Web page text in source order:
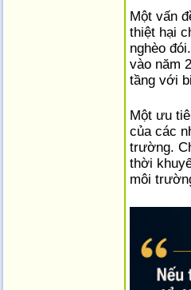
Một vấn
thiệt hại
nghèo
vào năm
tầng với
Một ưu
của các
trường.
thời
môi